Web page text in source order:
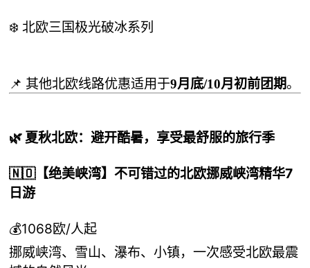
❄️ 北欧三国极光破冰系列
📌 其他北欧线路优惠适用于9月底/10月初前团期。
🌿 夏秋北欧：避开酷暑，享受最舒服的旅行季
🇳🇴【绝美峡湾】不可错过的北欧挪威峡湾精华7
日游
💰1068欧/人起
挪威峡湾、雪山、瀑布、小镇，一次感受北欧最震